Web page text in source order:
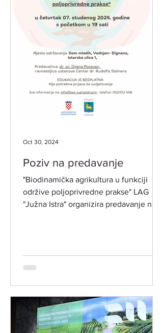
Poziv na predavanje
"Biodinamička agrikultura u funkciji
održive poljoprivredne prakse" LAG
"Južna Istra" organizira predavanje na
Oct 30, 2024